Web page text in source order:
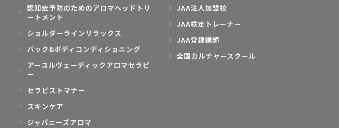
認知症予防のためのアロマヘッドトリ
ートメント
ショルダーラインリラックス
バック&ボディコンディショニング
アーユルヴェーディックアロマセラピ
ー
セラピストマナー
スキンケア
ジャパニーズアロマ
JAA法人加盟校
JAA検定トレーナー
JAA登録講師
全国カルチャースクール